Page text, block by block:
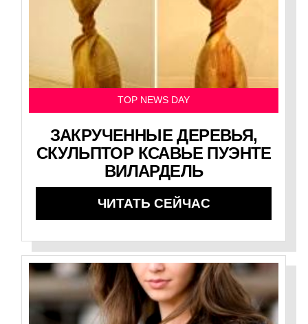
TOP NEWS DAY
ЗАКРУЧЕННЫЕ ДЕРЕВЬЯ,
СКУЛЬПТОР КСАВЬЕ ПУЭНТЕ
ВИЛАРДЕЛЬ
ЧИТАТЬ СЕЙЧАС